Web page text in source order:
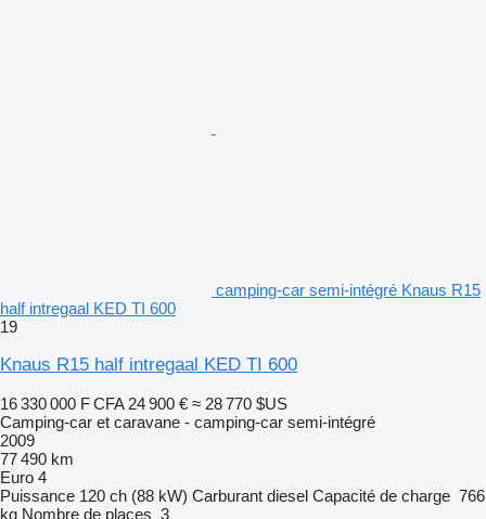
camping-car semi-intégré Knaus R15
half intregaal KED TI 600
19
Knaus R15 half intregaal KED TI 600
16 330 000 F CFA 24 900 € ≈ 28 770 $US
Camping-car et caravane - camping-car semi-intégré
2009
77 490 km
Euro 4
Puissance 120 ch (88 kW) Carburant diesel Capacité de charge 766
kg Nombre de places 3